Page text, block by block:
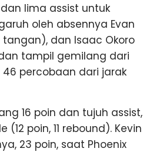
lima assist untuk
oleh absennya Evan
dan Isaac Okoro
tampil gemilang dari
46 percobaan dari jarak
16 poin dan tujuh assist,
poin, 11 rebound). Kevin
23 poin, saat Phoenix